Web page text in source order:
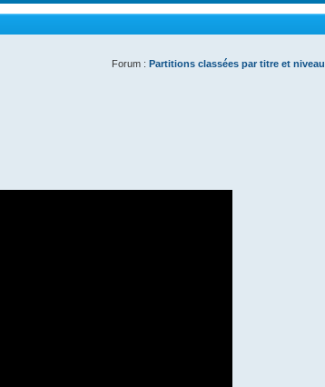
Forum : Partitions classées par titre et niveau